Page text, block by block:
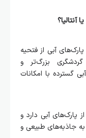
آبی از فتحیه
بزرگ‌تر و
گسترده با امکانات
پارک‌های آبی دارد و
جاذبه‌های طبیعی و